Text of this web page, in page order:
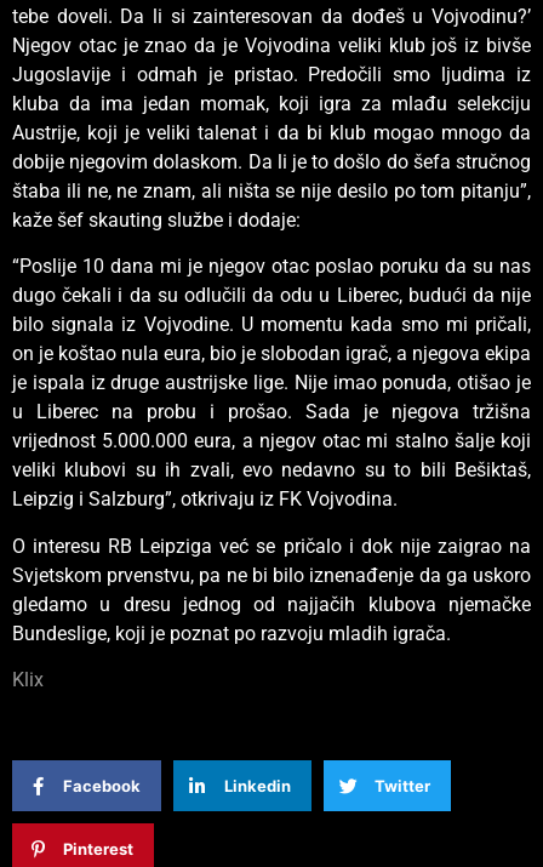
tebe doveli. Da li si zainteresovan da dođeš u Vojvodinu?’
Njegov otac je znao da je Vojvodina veliki klub još iz bivše
Jugoslavije i odmah je pristao. Predočili smo ljudima iz
kluba da ima jedan momak, koji igra za mlađu selekciju
Austrije, koji je veliki talenat i da bi klub mogao mnogo da
dobije njegovim dolaskom. Da li je to došlo do šefa stručnog
štaba ili ne, ne znam, ali ništa se nije desilo po tom pitanju”,
kaže šef skauting službe i dodaje:
“Poslije 10 dana mi je njegov otac poslao poruku da su nas
dugo čekali i da su odlučili da odu u Liberec, budući da nije
bilo signala iz Vojvodine. U momentu kada smo mi pričali,
on je koštao nula eura, bio je slobodan igrač, a njegova ekipa
je ispala iz druge austrijske lige. Nije imao ponuda, otišao je
u Liberec na probu i prošao. Sada je njegova tržišna
vrijednost 5.000.000 eura, a njegov otac mi stalno šalje koji
veliki klubovi su ih zvali, evo nedavno su to bili Bešiktaš,
Leipzig i Salzburg”, otkrivaju iz FK Vojvodina.
O interesu RB Leipziga već se pričalo i dok nije zaigrao na
Svjetskom prvenstvu, pa ne bi bilo iznenađenje da ga uskoro
gledamo u dresu jednog od najjačih klubova njemačke
Bundeslige, koji je poznat po razvoju mladih igrača.
Klix
Facebook Linkedin Twitter
Pinterest